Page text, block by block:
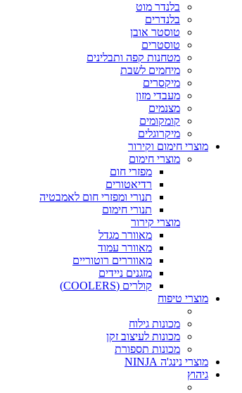
בלנדר מוט
בלנדרים
טוסטר אובן
טוסטרים
מטחנות קפה ותבלינים
מיחמים לשבת
מיקסרים
מעבדי מזון
מצנמים
קומקומים
מיקרוגלים
מוצרי חימום וקירור
מוצרי חימום
מפזרי חום
רדיאטורים
תנורי ומפזרי חום לאמבטיה
תנורי חימום
מוצרי קירור
מאוורר מגדל
מאוורר עמוד
מאווררים רוטוריים
מזגנים ניידים
קולרים (COOLERS)
מוצרי טיפוח
מכונות גילוח
מכונות לעיצוב זקן
מכונות תספורת
מוצרי נינג'ה NINJA
גיהוץ